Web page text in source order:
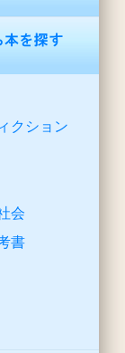
クション
会
書